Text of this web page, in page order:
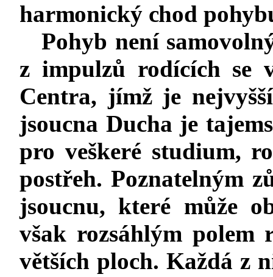
harmonický chod
Pohyb není
z impulzů rodících se
Centra, jímž je
jsoucna Ducha je
pro veškeré studium,
postřeh. Poznatelným
jsoucnu, které může
však rozsáhlým polem
větších ploch. Každá z